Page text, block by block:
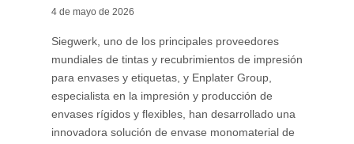
4 de mayo de 2026
Siegwerk, uno de los principales proveedores
mundiales de tintas y recubrimientos de impresión
para envases y etiquetas, y Enplater Group,
especialista en la impresión y producción de
envases rígidos y flexibles, han desarrollado una
innovadora solución de envase monomaterial de